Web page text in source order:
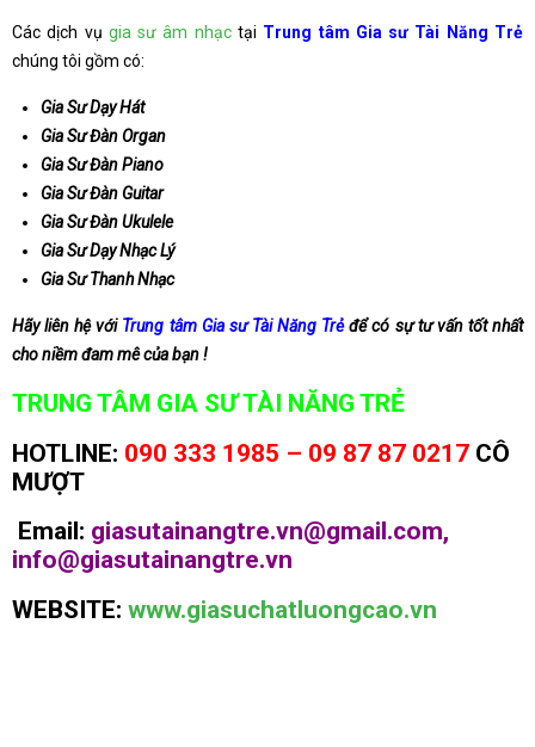
Các dịch vụ gia sư âm nhạctại Trung tâm Gia sư Tài Năng Trẻ
chúng tôi gồm có:
Gia Sư Dạy Hát
Gia Sư Đàn Organ
Gia Sư Đàn Piano
Gia Sư Đàn Guitar
Gia Sư Đàn Ukulele
Gia Sư Dạy Nhạc Lý
Gia Sư Thanh Nhạc
Hãy liên hệ với Trung tâm Gia sư Tài Năng Trẻđể có sự tư vấn tốt nhất
cho niềm đam mê của bạn !
TRUNG TÂM GIA SƯ TÀI NĂNG TRẺ
HOTLINE: 090 333 1985 – 09 87 87 0217 CÔ
MƯỢT
Email: giasutainangtre.vn@gmail.com,
info@giasutainangtre.vn
WEBSITE: www.giasuchatluongcao.vn